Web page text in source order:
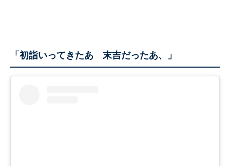
「初詣いってきたあ 末吉だったあ、」